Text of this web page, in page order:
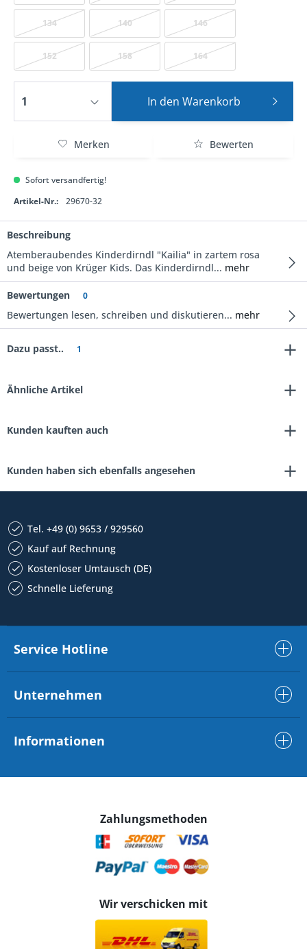
134 140 146
152 158 164
In den Warenkorb
Merken Bewerten
Sofort versandfertig!
Artikel-Nr.:
29670-32
Beschreibung
Atemberaubendes Kinderdirndl "Kailia" in zartem rosa
und beige von Krüger Kids. Das Kinderdirndl... mehr
Bewertungen 0
Bewertungen lesen, schreiben und diskutieren... mehr
Dazu passt.. 1
Ähnliche Artikel
Kunden kauften auch
Kunden haben sich ebenfalls angesehen
Tel. +49 (0) 9653 / 929560
Kauf auf Rechnung
Kostenloser Umtausch (DE)
Schnelle Lieferung
Service Hotline
Unternehmen
Informationen
Zahlungsmethoden
Wir verschicken mit